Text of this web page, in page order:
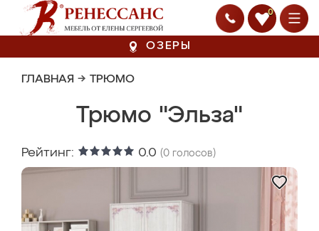
0
ОЗЕРЫ
ГЛАВНАЯ → ТРЮМО
Трюмо "Эльза"
Рейтинг: 0.0 (0 голосов)